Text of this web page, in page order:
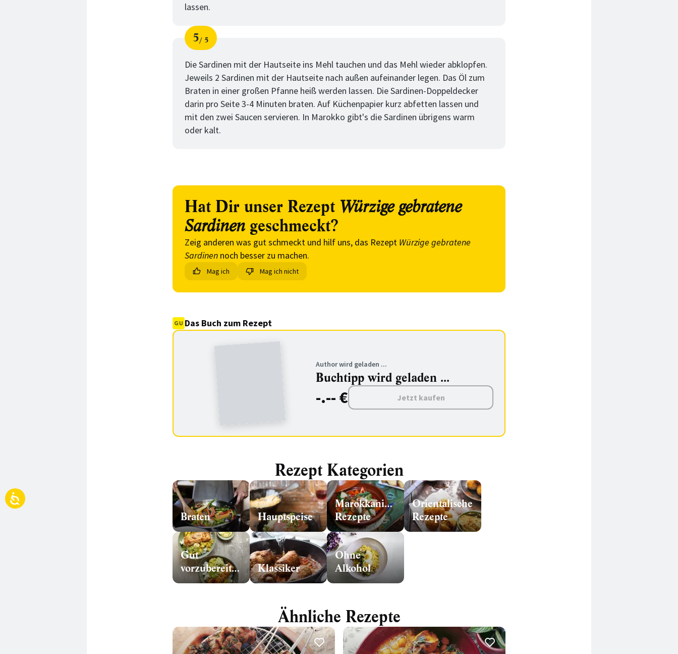
lassen.
Schritt
5
von
5
Die Sardinen mit der Hautseite ins Mehl tauchen und das Mehl wieder abklopfen.
Jeweils 2 Sardinen mit der Hautseite nach außen aufeinander legen. Das Öl zum
Braten in einer großen Pfanne heiß werden lassen. Die Sardinen-Doppeldecker
darin pro Seite 3-4 Minuten braten. Auf Küchenpapier kurz abfetten lassen und
mit den zwei Saucen servieren. In Marokko gibt's die Sardinen übrigens warm
oder kalt.
Hat Dir unser Rezept Würzige gebratene
Sardinengeschmeckt?
Zeig anderen was gut schmeckt und hilf uns, das Rezept Würzige gebratene
Sardinen noch besser zu machen.
Mag ich Mag ich nicht
Das Buch zum Rezept
Author wird geladen ...
Buchtipp wird geladen ...
-.-- € Jetzt kaufen
Rezept Kategorien
Braten Hauptspeise
Marokkanische
Rezepte
Orientalische
Rezepte
Gut
vorzubereiten
Klassiker
Ohne
Alkohol
Ähnliche Rezepte